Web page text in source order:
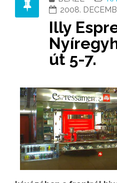
2008.
Illy
út 5-7.